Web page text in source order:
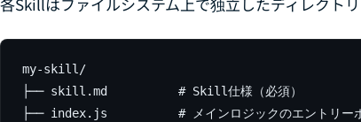
my-skill/
├── skill.md          # Skill仕様（必須）
├── index.js          # メインロジックのエントリーポ